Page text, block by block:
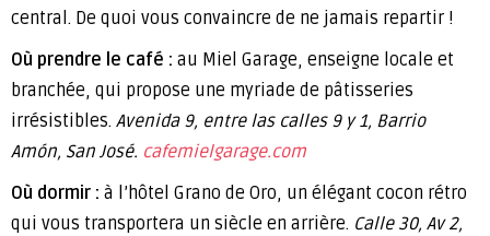
central. De quoi vous convaincre de ne jamais repartir !
Où prendre le café : au Miel Garage, enseigne locale et
branchée, qui propose une myriade de pâtisseries
irrésistibles. Avenida 9, entre las calles 9 y 1, Barrio
Amón, San José. cafemielgarage.com
Où dormir : à l’hôtel Grano de Oro, un élégant cocon rétro
qui vous transportera un siècle en arrière. Calle 30, Av 2,